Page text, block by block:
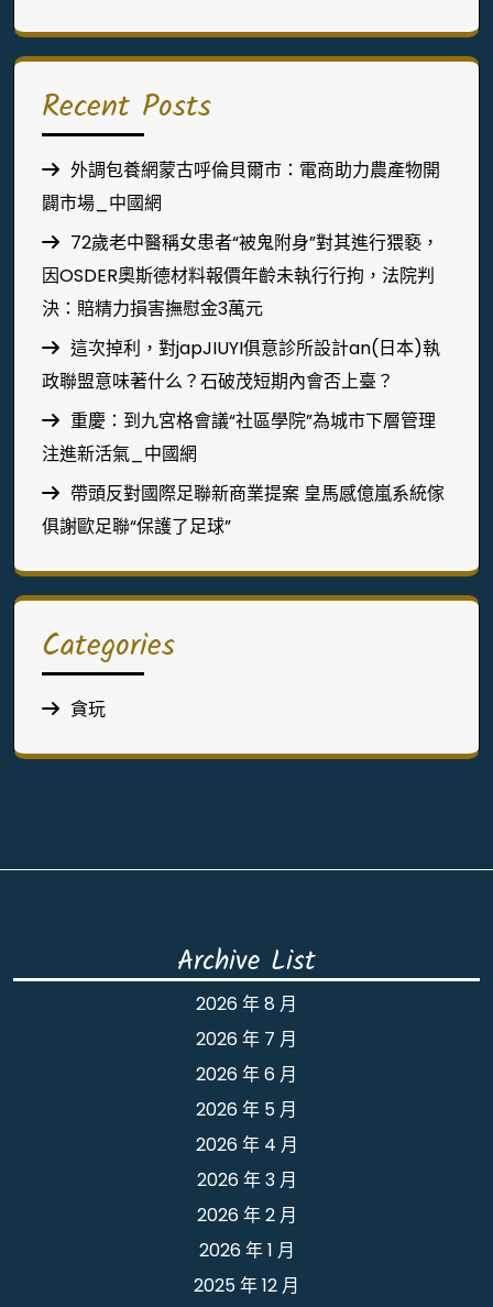
Recent Posts
外調包養網蒙古呼倫貝爾市：電商助力農產物開
闢市場_中國網
72歲老中醫稱女患者“被鬼附身”對其進行猥褻，
因OSDER奧斯德材料報價年齡未執行行拘，法院判
決：賠精力損害撫慰金3萬元
這次掉利，對japJIUYI俱意診所設計an(日本)執
政聯盟意味著什么？石破茂短期內會否上臺？
重慶：到九宮格會議“社區學院”為城市下層管理
注進新活氣_中國網
帶頭反對國際足聯新商業提案 皇馬感億嵐系統傢
俱謝歐足聯“保護了足球”
Categories
貪玩
Archive List
2026 年 8 月
2026 年 7 月
2026 年 6 月
2026 年 5 月
2026 年 4 月
2026 年 3 月
2026 年 2 月
2026 年 1 月
2025 年 12 月